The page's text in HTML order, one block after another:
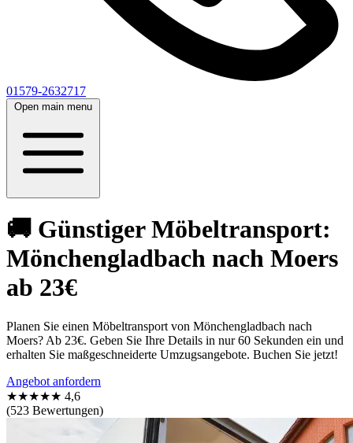
01579-2632717
Open main menu
🚚 Günstiger Möbeltransport:
Mönchengladbach nach Moers
ab 23€
Planen Sie einen Möbeltransport von Mönchengladbach nach
Moers? Ab 23€. Geben Sie Ihre Details in nur 60 Sekunden ein und
erhalten Sie maßgeschneiderte Umzugsangebote. Buchen Sie jetzt!
Angebot anfordern
★★★★★ 4,6
(523 Bewertungen)